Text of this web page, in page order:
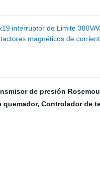
interruptor de Limite
magnéticos de
de presión
quemador, Controlador de